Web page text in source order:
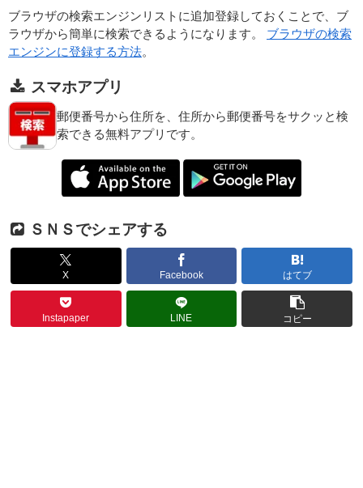
ブラウザの検索エンジンリストに追加登録しておくことで、ブ
ラウザから簡単に検索できるようになります。 ブラウザの検索
エンジンに登録する方法。
スマホアプリ
郵便番号から住所を、住所から郵便番号をサクッと検
索できる無料アプリです。
ＳＮＳでシェアする
X Facebook はてブ
Instapaper LINE コピー